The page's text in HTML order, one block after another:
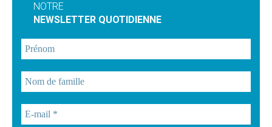
NOTRE
NEWSLETTER QUOTIDIENNE